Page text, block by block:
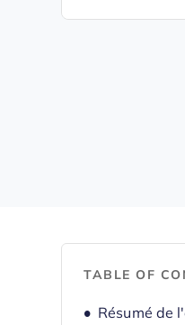
TABLE OF
Résumé de